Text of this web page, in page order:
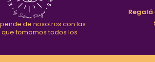
de nosotros con las
tomamos todos los
Regalá